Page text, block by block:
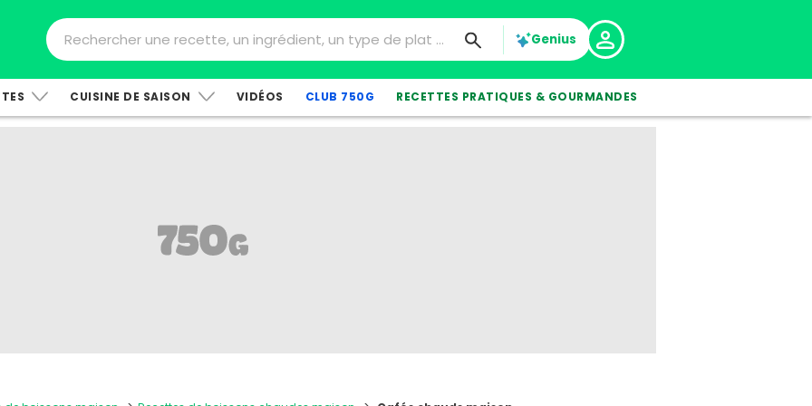
Genius
CUISINE DE SAISON VIDÉOS CLUB 750G RECETTES PRATIQUES & GOURMANDES